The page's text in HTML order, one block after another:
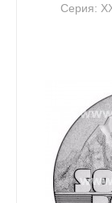
Серия: